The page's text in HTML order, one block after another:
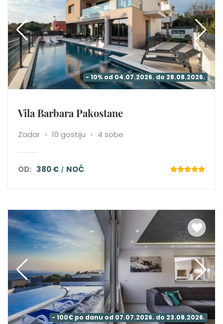
- 10% od 04.07.2026. do 28.08.2026.
Vila Barbara Pakostane
Zadar 10 gostiju 4 sobe
OD: 380 € NOĆ
- 100€ po danu od 07.07.2026. do 23.08.2026.